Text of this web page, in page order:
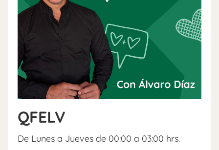
QFELV
De Lunes a Jueves de 00:00 a 03:00 hrs.